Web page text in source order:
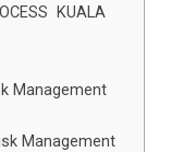
KUALA
Management
Management